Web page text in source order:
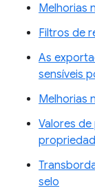
Melhorias
Filtros de
As
sensíveis
Melhorias
Valores
selo